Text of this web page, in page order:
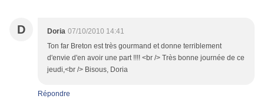
D Doria 07/10/2010 14:41
Ton far Breton est très gourmand et donne terriblement
d'envie d'en avoir une part !!!! <br /> Très bonne journée de ce
jeudi,<br /> Bisous, Doria
Répondre